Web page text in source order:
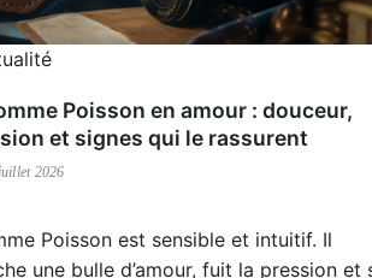
Poisson en amour : douceur,
et signes qui le rassurent
2026
Poisson est sensible et intuitif. Il
une bulle d’amour, fuit la pression et